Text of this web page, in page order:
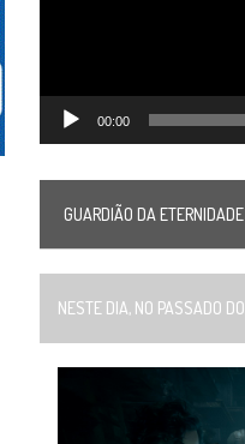
00:00
GUARDIÃO DA ETERNIDADE
NESTE DIA, NO PASSADO DO